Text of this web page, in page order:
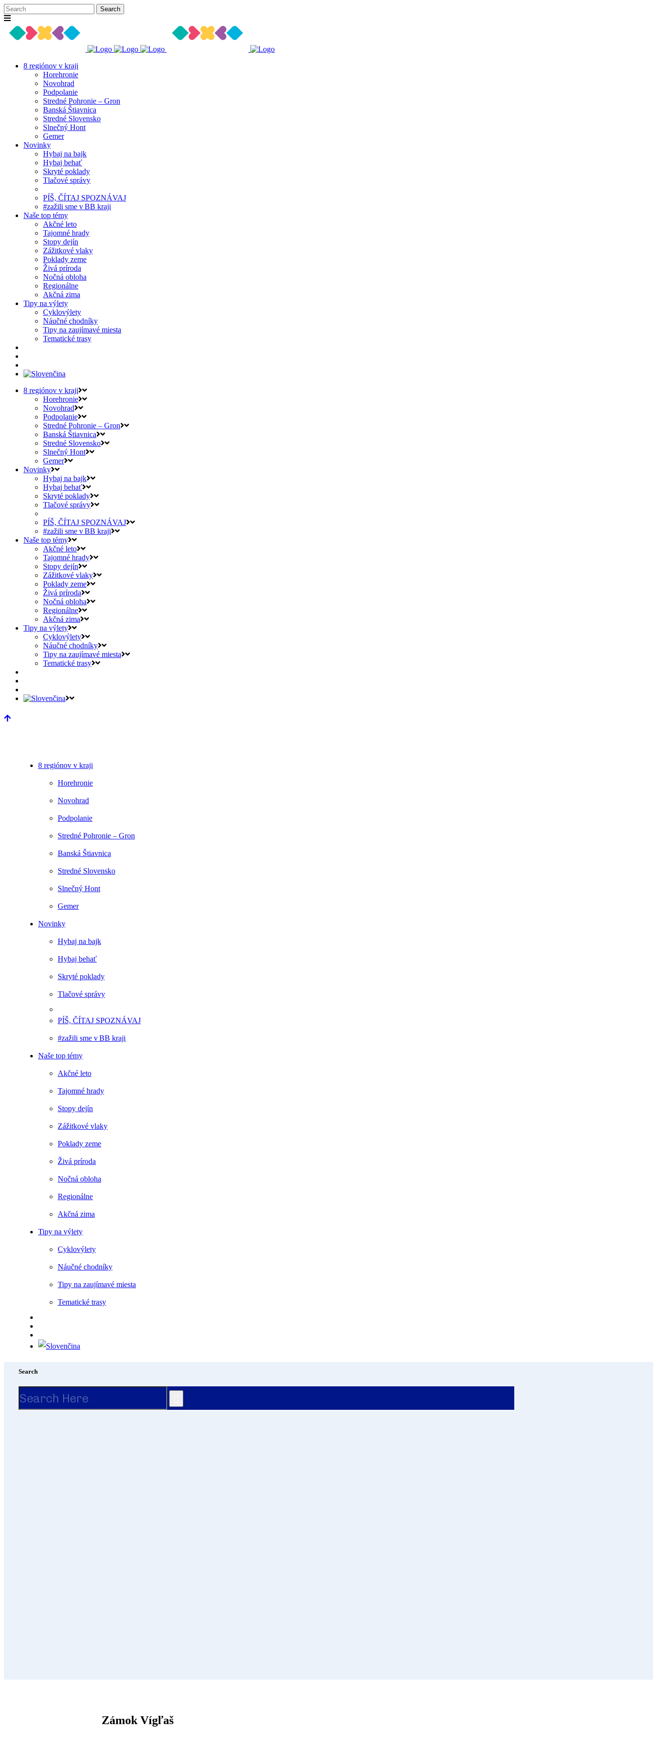
8 regiónov v kraji
Horehronie
Novohrad
Podpolanie
Stredné Pohronie – Gron
Banská Štiavnica
Stredné Slovensko
Slnečný Hont
Gemer
Novinky
Hybaj na bajk
Hybaj behať
Skryté poklady
Tlačové správy
PÍŠ, ČÍTAJ SPOZNÁVAJ
#zažili sme v BB kraji
Naše top témy
Akčné leto
Tajomné hrady
Stopy dejín
Zážitkové vlaky
Poklady zeme
Živá príroda
Nočná obloha
Regionálne
Akčná zima
Tipy na výlety
Cyklovýlety
Náučné chodníky
Tipy na zaujímavé miesta
Tematické trasy
8 regiónov v kraji
Horehronie
Novohrad
Podpolanie
Stredné Pohronie – Gron
Banská Štiavnica
Stredné Slovensko
Slnečný Hont
Gemer
Novinky
Hybaj na bajk
Hybaj behať
Skryté poklady
Tlačové správy
PÍŠ, ČÍTAJ SPOZNÁVAJ
#zažili sme v BB kraji
Naše top témy
Akčné leto
Tajomné hrady
Stopy dejín
Zážitkové vlaky
Poklady zeme
Živá príroda
Nočná obloha
Regionálne
Akčná zima
Tipy na výlety
Cyklovýlety
Náučné chodníky
Tipy na zaujímavé miesta
Tematické trasy
8 regiónov v kraji
Horehronie
Novohrad
Podpolanie
Stredné Pohronie – Gron
Banská Štiavnica
Stredné Slovensko
Slnečný Hont
Gemer
Novinky
Hybaj na bajk
Hybaj behať
Skryté poklady
Tlačové správy
PÍŠ, ČÍTAJ SPOZNÁVAJ
#zažili sme v BB kraji
Naše top témy
Akčné leto
Tajomné hrady
Stopy dejín
Zážitkové vlaky
Poklady zeme
Živá príroda
Nočná obloha
Regionálne
Akčná zima
Tipy na výlety
Cyklovýlety
Náučné chodníky
Tipy na zaujímavé miesta
Tematické trasy
Search
Search
for:
Zámok Vígľaš